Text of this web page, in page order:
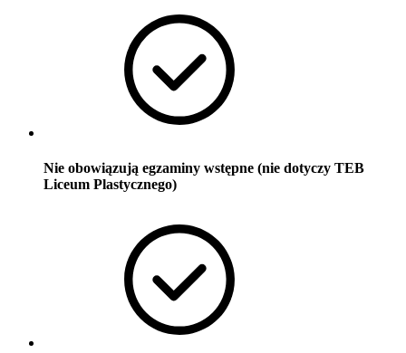
Nie obowiązują egzaminy wstępne (nie dotyczy TEB
Liceum Plastycznego)